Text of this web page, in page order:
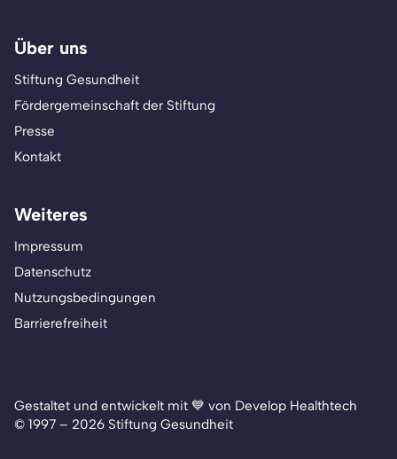
Über uns
Stiftung Gesundheit
Fördergemeinschaft der Stiftung
Presse
Kontakt
Weiteres
Impressum
Datenschutz
Nutzungsbedingungen
Barrierefreiheit
Gestaltet und entwickelt mit 💙 von Develop Healthtech
© 1997 – 2026 Stiftung Gesundheit